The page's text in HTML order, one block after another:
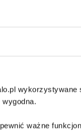
wygodna.
ważne
w aplikacji